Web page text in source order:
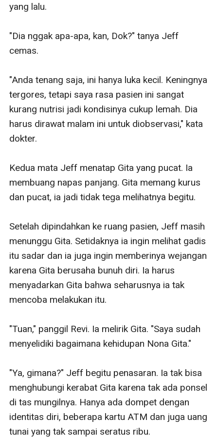
yang lalu.
"Dia nggak apa-apa, kan, Dok?" tanya Jeff
cemas.
"Anda tenang saja, ini hanya luka kecil. Keningnya
tergores, tetapi saya rasa pasien ini sangat
kurang nutrisi jadi kondisinya cukup lemah. Dia
harus dirawat malam ini untuk diobservasi," kata
dokter.
Kedua mata Jeff menatap Gita yang pucat. Ia
membuang napas panjang. Gita memang kurus
dan pucat, ia jadi tidak tega melihatnya begitu.
Setelah dipindahkan ke ruang pasien, Jeff masih
menunggu Gita. Setidaknya ia ingin melihat gadis
itu sadar dan ia juga ingin memberinya wejangan
karena Gita berusaha bunuh diri. Ia harus
menyadarkan Gita bahwa seharusnya ia tak
mencoba melakukan itu.
"Tuan," panggil Revi. Ia melirik Gita. "Saya sudah
menyelidiki bagaimana kehidupan Nona Gita."
"Ya, gimana?" Jeff begitu penasaran. Ia tak bisa
menghubungi kerabat Gita karena tak ada ponsel
di tas mungilnya. Hanya ada dompet dengan
identitas diri, beberapa kartu ATM dan juga uang
tunai yang tak sampai seratus ribu.